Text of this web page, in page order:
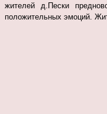
жителей д.Пески
положительных эмоций.